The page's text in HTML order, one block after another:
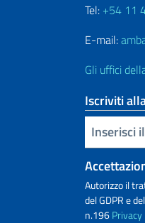
Tel: +54 11
E-mail:
Gli uffici
Iscriviti
Inserisci la tua email
Autorizzo il
del GDPR e
n.196Privacy